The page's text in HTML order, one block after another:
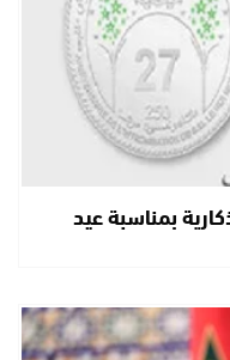
بمناسبة عيد